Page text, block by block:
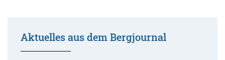
Aktuelles aus dem Bergjournal